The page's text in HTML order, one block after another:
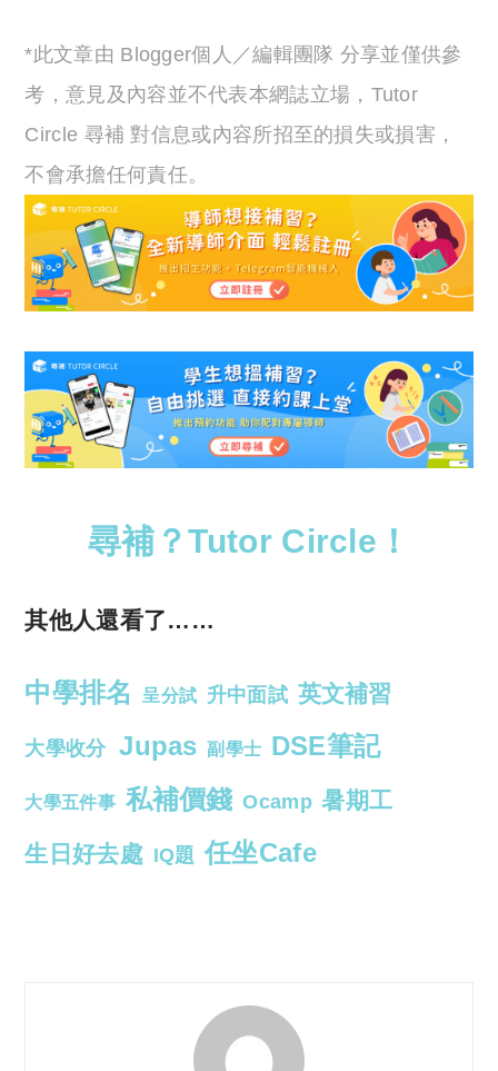
*此文章由 Blogger個人／編輯團隊 分享並僅供參
考，意見及內容並不代表本網誌立場，Tutor
Circle 尋補 對信息或內容所招至的損失或損害，
不會承擔任何責任。
尋補？Tutor Circle！
其他人還看了……
中學排名 呈分試 升中面試 英文補習
大學收分 Jupas 副學士 DSE筆記
大學五件事 私補價錢 Ocamp 暑期工
生日好去處 IQ題 任坐Cafe